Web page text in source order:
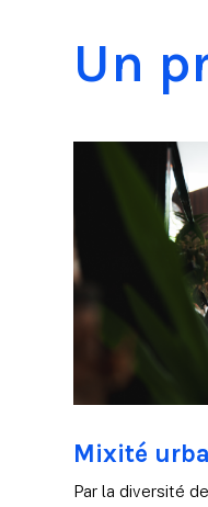
Un
Mixité
Par la diversité